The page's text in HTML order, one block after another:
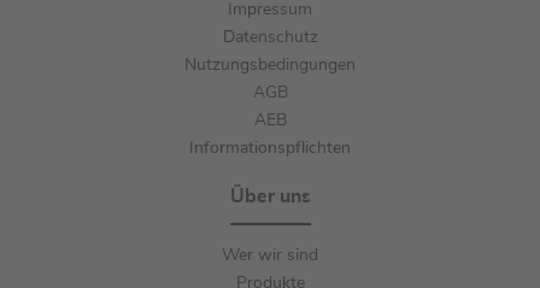
Impressum
Datenschutz
Nutzungsbedingungen
AGB
AEB
Informationspflichten
Über uns
Wer wir sind
Produkte